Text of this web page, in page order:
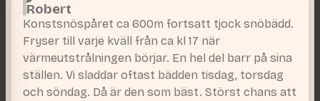
Robert
Konstsnöspåret ca 600m fortsatt tjock snöbädd.
Fryser till varje kväll från ca kl 17 när
värmeutstrålningen börjar. En hel del barr på sina
ställen. Vi sladdar oftast bädden tisdag, torsdag
och söndag. Då är den som bäst. Störst chans att